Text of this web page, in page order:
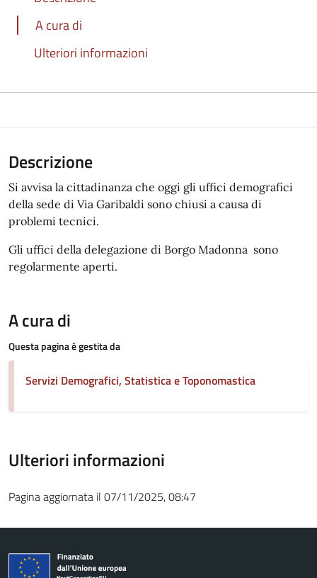
A cura di
Ulteriori informazioni
Descrizione
Si avvisa la cittadinanza che oggi gli uffici demografici
della sede di Via Garibaldi sono chiusi a causa di
problemi tecnici.
Gli uffici della delegazione di Borgo Madonna sono
regolarmente aperti.
A cura di
Questa pagina è gestita da
Servizi Demografici, Statistica e Toponomastica
Ulteriori informazioni
Pagina aggiornata il 07/11/2025, 08:47